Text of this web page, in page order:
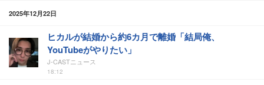
2025年12月22日
ヒカルが結婚から約6カ月で離婚「結局俺、
YouTubeがやりたい」
J-CASTニュース
18:12